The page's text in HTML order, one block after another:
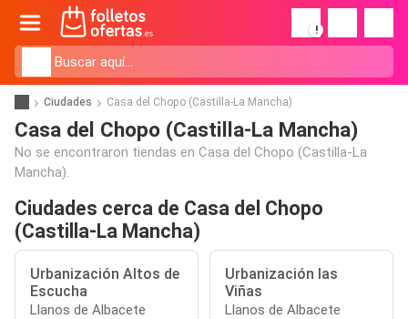
!
Ciudades Casa del Chopo (Castilla-La Mancha)
Casa del Chopo (Castilla-La Mancha)
No se encontraron tiendas en Casa del Chopo (Castilla-La
Mancha).
Ciudades cerca de Casa del Chopo
(Castilla-La Mancha)
Urbanización Altos de
Escucha
Llanos de Albacete
Urbanización las
Viñas
Llanos de Albacete